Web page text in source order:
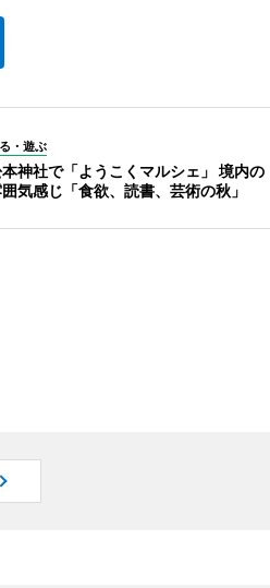
・遊ぶ
神社で「ようこくマルシェ」 境内の
気感じ「食欲、読書、芸術の秋」